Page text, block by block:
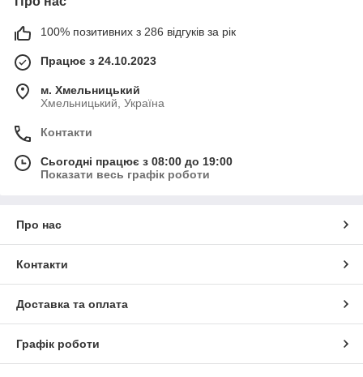
100% позитивних з 286 відгуків за рік
Працює з 24.10.2023
м. Хмельницький
Хмельницький, Україна
Контакти
Сьогодні працює з 08:00 до 19:00
Показати весь графік роботи
Про нас
Контакти
Доставка та оплата
Графік роботи